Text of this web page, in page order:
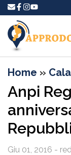
Home »
Anpi
Giu 01, 2016 -